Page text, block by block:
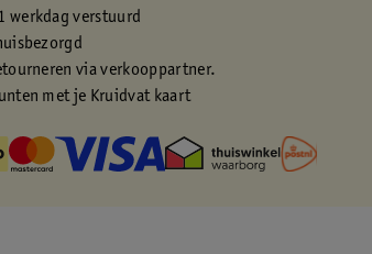
werkdag verstuurd
via verkooppartner.
met je Kruidvat kaart